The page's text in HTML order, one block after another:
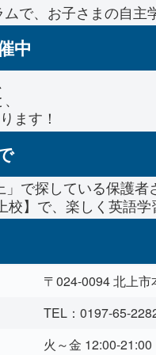
で、お子さまの自
中
ます！
で探している保護者
】で、楽しく英語学
〒024-0094 北上
TEL：0197-65-
火～金 12:00-21:00